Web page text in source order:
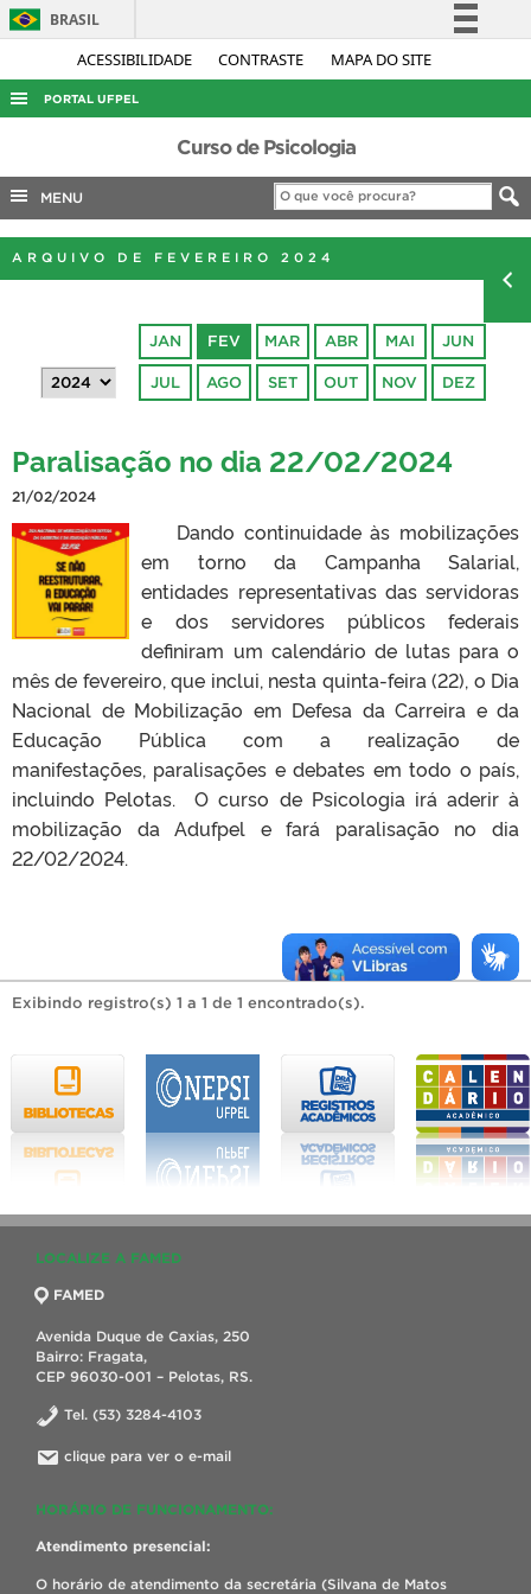
ACESSIBILIDADE CONTRASTE MAPA DO SITE
BRASIL
Simplifique!
Acesso à informação
Legislação
Canais
PORTAL UFPEL
ACESSO À INFORMAÇÃO
AUDITORIA
COBALTO
CONCURSOS
OUVIDORIA
TELEFONES
Curso de Psicologia
MENU
ARQUIVO DE FEVEREIRO 2024
JAN FEV MAR ABR MAI JUN
JUL AGO SET OUT NOV DEZ
Paralisação no dia 22/02/2024
21/02/2024
Dando continuidade às mobilizações
em torno da Campanha Salarial,
entidades representativas das servidoras
e dos servidores públicos federais
definiram um calendário de lutas para o
mês de fevereiro, que inclui, nesta quinta-feira (22), o Dia
Nacional de Mobilização em Defesa da Carreira e da
Educação Pública com a realização de
manifestações, paralisações e debates em todo o país,
incluindo Pelotas. O curso de Psicologia irá aderir à
mobilização da Adufpel e fará paralisação no dia
22/02/2024.
Exibindo registro(s) 1 a 1 de 1 encontrado(s).
LOCALIZE A FAMED
FAMED
Avenida Duque de Caxias, 250
Bairro: Fragata,
CEP 96030-001 – Pelotas, RS.
Tel. (53) 3284-4103
clique para ver o e-mail
HORÁRIO DE FUNCIONAMENTO:
Atendimento presencial:
O horário de atendimento da secretária (Silvana de Matos